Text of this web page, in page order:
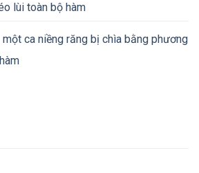
lùi toàn bộ hàm
ca niềng răng bị chìa bằng phương